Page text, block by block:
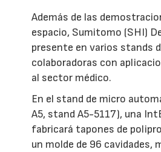
Además de las
espacio, Sumitomo (SHI)
presente en varios stands
colaboradoras con
al sector médico.
En el stand de micro
A5, stand A5-5117), una
fabricará tapones de
un molde de 96 cavidades,